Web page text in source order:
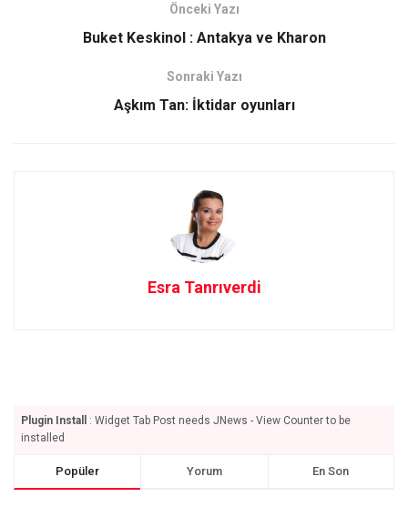
d
Önceki Yazı
Buket Keskinol : Antakya ve Kharon
Sonraki Yazı
Aşkım Tan: İktidar oyunları
Esra Tanrıverdi
Plugin Install
: Widget Tab Post needs JNews - View Counter to be
installed
Popüler Yorum En Son